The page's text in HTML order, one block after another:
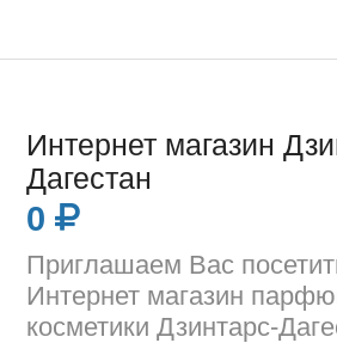
Интернет магазин
Дагестан
0
Приглашаем Вас
Интернет магазин
косметики Дзинтарс-